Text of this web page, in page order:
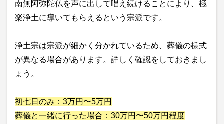
南無阿弥陀仏を声に出して唱え続けることにより、極
楽浄土に導いてもらえるという宗派です。
浄土宗は宗派が細かく分かれているため、葬儀の様式
が異なる場合があります。詳しく確認をしておきまし
ょう。
初七日のみ：3万円〜5万円
葬儀と一緒に行った場合：30万円〜50万円程度